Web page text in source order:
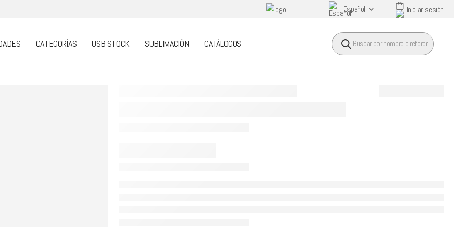
Español Iniciar sesión
CATEGORÍAS USB STOCK SUBLIMACIÓN CATÁLOGOS HEADER SEARCH